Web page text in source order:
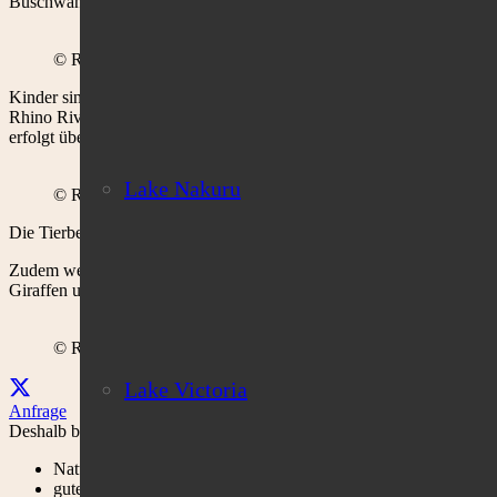
Lake Nakuru
Lake Victoria
© Rhino River Camp
Kinder sind im Camp willkommen und die Gäste werden im Camp
Rhino River Camp aus werden auch Buschpicknicks
erfolgt über Solarstrom. Zudem steht den Gästen Wifi in der Lodge
© Rhino River Camp
Die Tierbeobachtungsmöglichkeiten sind von der Lodge aus sehr
Zudem werden oft Löwen, Geparden, aber auch Leoparden im
Giraffen und Flusspferde sind ebenso zu sehen.
© Rhino River Camp
Anfrage
Deshalb bei Cobra Verde:
Naturnah und familienfreundlich
gute Beobachtung von Rhinos